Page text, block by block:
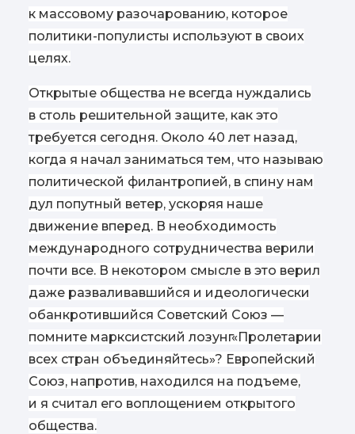
к массовому разочарованию, которое
политики-популисты используют в своих
целях.
Открытые общества не всегда нуждались
в столь решительной защите, как это
требуется сегодня. Около 40 лет назад,
когда я начал заниматься тем, что называю
политической филантропией, в спину нам
дул попутный ветер, ускоряя наше
движение вперед. В необходимость
международного сотрудничества верили
почти все. В некотором смысле в это верил
даже разваливавшийся и идеологически
обанкротившийся Советский Союз —
помните марксистский лозунг
«Пролетарии
всех стран объединяйтесь»? Европейский
Союз, напротив, находился на подъеме,
и я считал его воплощением открытого
общества.